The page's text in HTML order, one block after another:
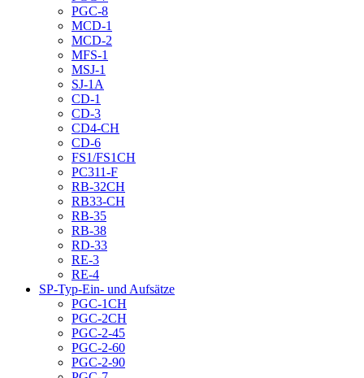
PGC-8
MCD-1
MCD-2
MFS-1
MSJ-1
SJ-1A
CD-1
CD-3
CD4-CH
CD-6
FS1/FS1CH
PC311-F
RB-32CH
RB33-CH
RB-35
RB-38
RD-33
RE-3
RE-4
SP-Typ-Ein- und Aufsätze
PGC-1CH
PGC-2CH
PGC-2-45
PGC-2-60
PGC-2-90